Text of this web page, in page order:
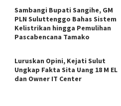
Sambangi Bupati Sangihe, GM
PLN Suluttenggo Bahas Sistem
Kelistrikan hingga Pemulihan
Pascabencana Tamako
Luruskan Opini, Kejati Sulut
Ungkap Fakta Sita Uang 18 M EL
dan Owner IT Center